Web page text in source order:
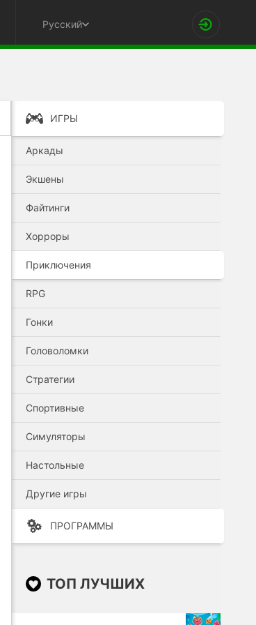
Русский
ИГРЫ
Аркады
Экшены
Файтинги
Хорроры
Приключения
RPG
Гонки
Головоломки
Стратегии
Спортивные
Симуляторы
Настольные
Другие игры
ПРОГРАММЫ
ТОП ЛУЧШИХ